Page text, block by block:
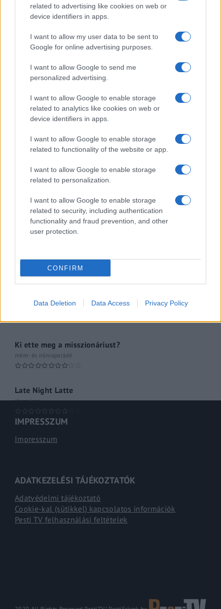
related to advertising like cookies on web or
device identifiers in apps.
I want to allow my user data to be sent to
Google for online advertising purposes.
I want to allow Google to send me
personalized advertising.
I want to allow Google to enable storage
related to analytics like cookies on web or
device identifiers in apps.
I want to allow Google to enable storage
related to functionality of the website or app.
I want to allow Google to enable storage
related to personalization.
I want to allow Google to enable storage
related to security, including authentication
functionality and fraud prevention, and other
user protection.
CONFIRM
Data Deletion Data Access Privacy Policy
Számok és tények
Küzdőtér
Gerilla Bár
Esti hírshow
Az ügy
Pesti riporter
Kulturális magazin
Hétvégi Magazin
A Hálózat
múltfeltáró oknyomozó műsor
Ki ette meg a misszionáriust?
mém- és iróniaparádé
Late Night Latte
shoműsor
IMPRESSZUM
Impresszum
ADATKEZELÉSI TÁJÉKOZTATÓK
Adatvédelmi tájékoztató
Cookie-kal (sütikkel) kapcsolatos információk
Pesti TV felhasználási feltételek